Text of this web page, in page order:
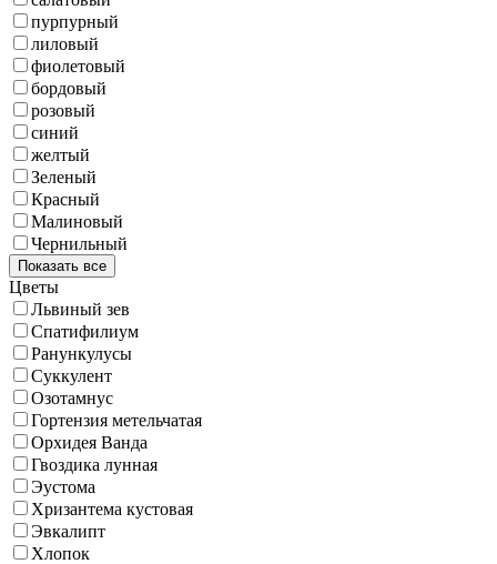
пурпурный
лиловый
фиолетовый
бордовый
розовый
синий
желтый
Зеленый
Красный
Малиновый
Чернильный
Показать все
Цветы
Львиный зев
Спатифилиум
Ранункулусы
Суккулент
Озотамнус
Гортензия метельчатая
Орхидея Ванда
Гвоздика лунная
Эустома
Хризантема кустовая
Эвкалипт
Хлопок